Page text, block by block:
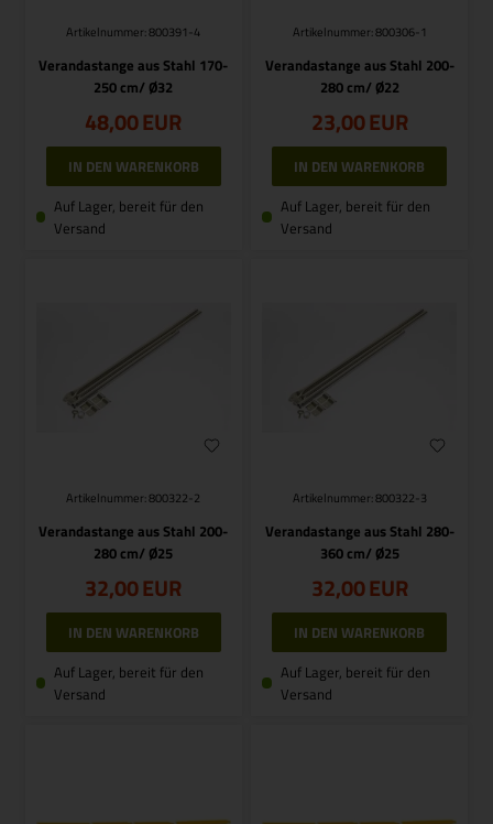
Artikelnummer: 800391-4
Verandastange aus Stahl 170-
250 cm/ Ø32
48,00EUR
Auf Lager, bereit für den
Versand
Artikelnummer: 800306-1
Verandastange aus Stahl 200-
280 cm/ Ø22
23,00EUR
Auf Lager, bereit für den
Versand
Artikelnummer: 800322-2
Verandastange aus Stahl 200-
280 cm/ Ø25
32,00EUR
Auf Lager, bereit für den
Versand
Artikelnummer: 800322-3
Verandastange aus Stahl 280-
360 cm/ Ø25
32,00EUR
Auf Lager, bereit für den
Versand